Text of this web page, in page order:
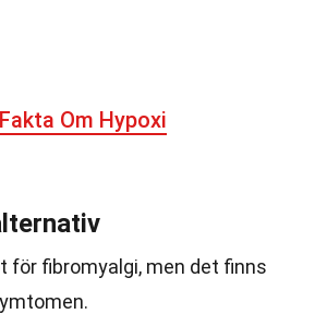
Om Hypoxi
för fibromyalgi, men det finns